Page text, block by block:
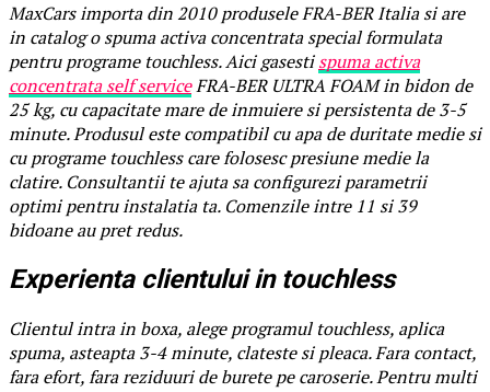
MaxCars importa din 2010 produsele FRA-BER Italia si are
in catalog o spuma activa concentrata special formulata
pentru programe touchless. Aici gasestispuma activa
concentrata self serviceFRA-BER ULTRA FOAM in bidon de
25 kg, cu capacitate mare de inmuiere si persistenta de 3-5
minute. Produsul este compatibil cu apa de duritate medie si
cu programe touchless care folosesc presiune medie la
clatire. Consultantii te ajuta sa configurezi parametrii
optimi pentru instalatia ta. Comenzile intre 11 si 39
bidoane au pret redus.
Experienta clientului in touchless
Clientul intra in boxa, alege programul touchless, aplica
spuma, asteapta 3-4 minute, clateste si pleaca. Fara contact,
fara efort, fara reziduuri de burete pe caroserie. Pentru multi